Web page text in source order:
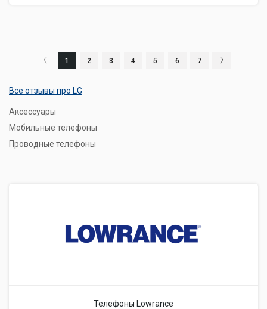
1 2 3 4 5 6 7
Все отзывы про LG
Аксессуары
Мобильные телефоны
Проводные телефоны
Телефоны Lowrance